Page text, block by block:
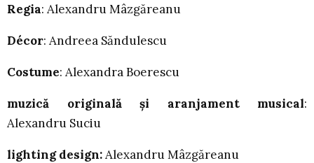
Regia: Alexandru Mâzgăreanu
Décor: Andreea Săndulescu
Costume: Alexandra Boerescu
muzică originală și aranjament musical:
Alexandru Suciu
lighting design:Alexandru Mâzgăreanu